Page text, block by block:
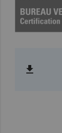
file_download